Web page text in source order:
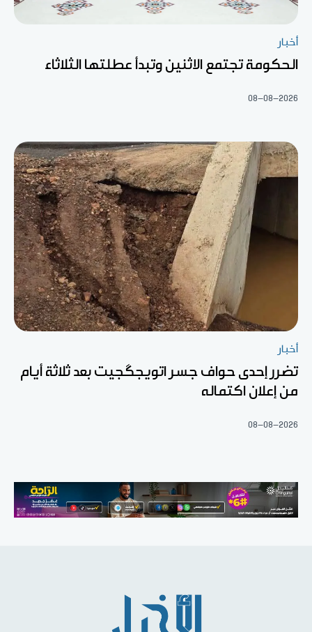
أخبار
الحكومة تجتمع الاثنين وتبدأ عطلتها الثلاثاء
08-08-2026
أخبار
تضرر إحدى حواف جسر اتويجگجيت بعد ثلاثة أيام
من إعلان اكتماله
08-08-2026